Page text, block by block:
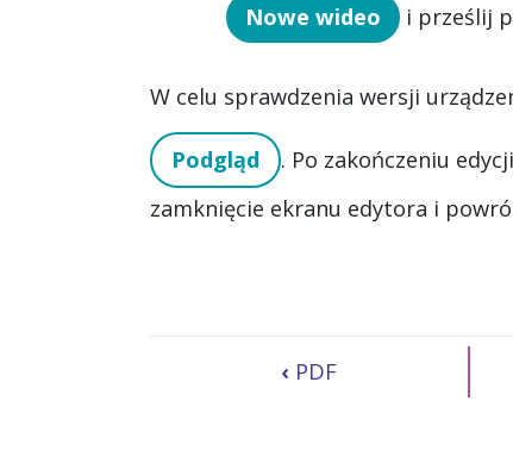
Nowe wideo
i prześlij
W celu sprawdzenia wersji
Podgląd . Po zakończeniu
zamknięcie ekranu edytora i
‹ PDF